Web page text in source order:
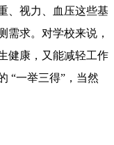
、视力、血压这些基
需求。对学校来说，
健康，又能减轻工作
“一举三得”，当然